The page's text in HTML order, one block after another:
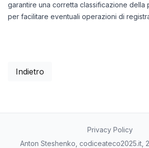
garantire una corretta classificazione della
per facilitare eventuali operazioni di
Indietro
Privacy Policy
Anton Steshenko, codiceateco2025.it,